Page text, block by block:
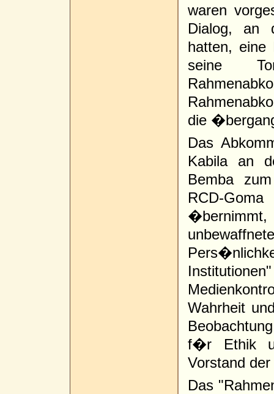
waren
Dialog, an
hatten,
seine
die
Das
Kabila an
Bemba
RCD-
Wahrheit
f�r Ethik
Vorstand
Das